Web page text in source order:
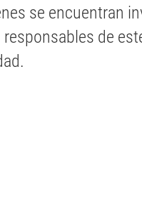
se encuentran
de